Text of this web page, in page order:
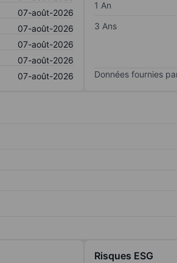
07-août-2026
07-août-2026
07-août-2026
07-août-2026
07-août-2026
1 An
3 Ans
Données fournies
Risques ESG